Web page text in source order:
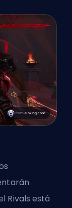
Rivals está